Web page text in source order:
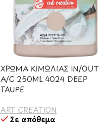
ΧΡΩΜΑ ΚΙΜΩΛΙΑΣ IN/OUT
A/C 250ML 4024 DEEP
TAUPE
ART CREATION
Σε απόθεμα